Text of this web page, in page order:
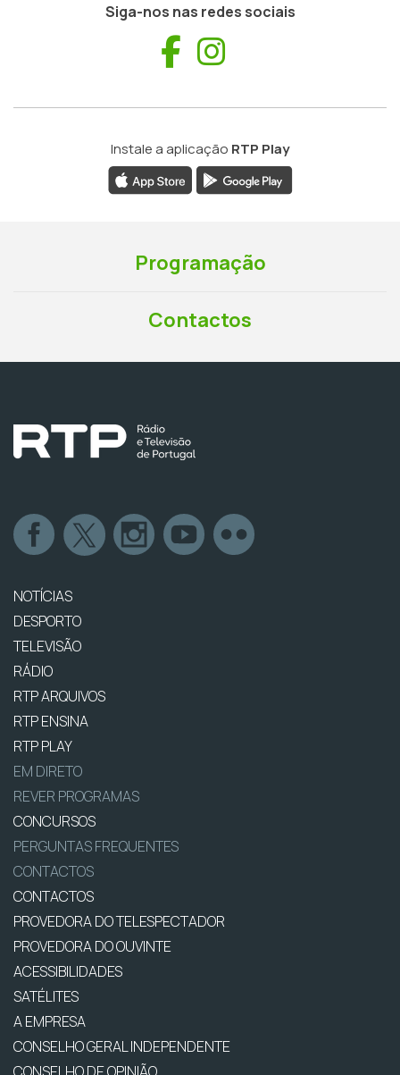
Siga-nos nas redes sociais
Facebook
Instale a aplicação RTP Play
Programação
Contactos
NOTÍCIAS
DESPORTO
TELEVISÃO
RÁDIO
RTP ARQUIVOS
RTP ENSINA
RTP PLAY
EM DIRETO
REVER PROGRAMAS
CONCURSOS
PERGUNTAS FREQUENTES
CONTACTOS
CONTACTOS
PROVEDORA DO TELESPECTADOR
PROVEDORA DO OUVINTE
ACESSIBILIDADES
SATÉLITES
A EMPRESA
CONSELHO GERAL INDEPENDENTE